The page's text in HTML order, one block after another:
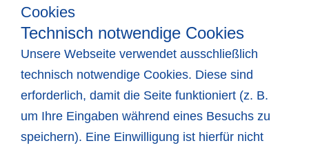
Cookies
Technisch notwendige Cookies
Unsere Webseite verwendet ausschließlich
technisch notwendige Cookies. Diese sind
erforderlich, damit die Seite funktioniert (z. B.
um Ihre Eingaben während eines Besuchs zu
speichern). Eine Einwilligung ist hierfür nicht